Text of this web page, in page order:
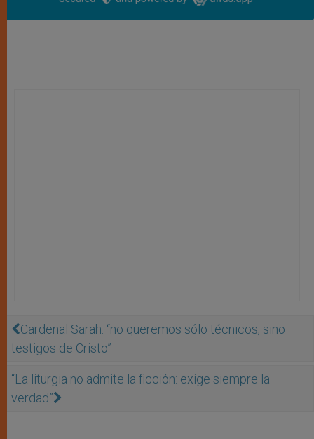
Cardenal Sarah: “no queremos sólo técnicos, sino
testigos de Cristo”
“La liturgia no admite la ficción: exige siempre la
verdad”